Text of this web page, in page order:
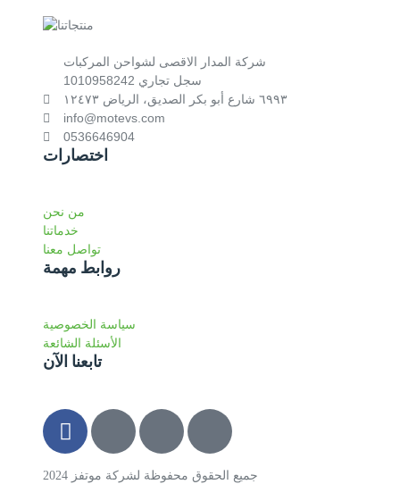
شركة المدار الاقصى لشواحن المركبات
سجل تجاري 1010958242
٦٩٩٣ شارع أبو بكر الصديق، الرياض ١٢٤٧٣
info@motevs.com
0536646904
اختصارات
من نحن
خدماتنا
تواصل معنا
روابط مهمة
سياسة الخصوصية
الأسئلة الشائعة
تابعنا الآن
جميع الحقوق محفوظة لشركة موتفز 2024